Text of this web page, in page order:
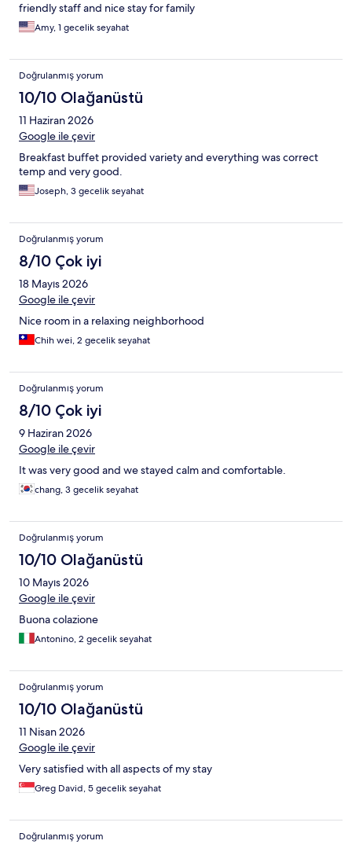
friendly staff and nice stay for family
Amy, 1 gecelik seyahat
Doğrulanmış yorum
10/10 Olağanüstü
11 Haziran 2026
Google ile çevir
Breakfast buffet provided variety and everything was correct
temp and very good.
Joseph, 3 gecelik seyahat
Doğrulanmış yorum
8/10 Çok iyi
18 Mayıs 2026
Google ile çevir
Nice room in a relaxing neighborhood
Chih wei, 2 gecelik seyahat
Doğrulanmış yorum
8/10 Çok iyi
9 Haziran 2026
Google ile çevir
It was very good and we stayed calm and comfortable.
chang, 3 gecelik seyahat
Doğrulanmış yorum
10/10 Olağanüstü
10 Mayıs 2026
Google ile çevir
Buona colazione
Antonino, 2 gecelik seyahat
Doğrulanmış yorum
10/10 Olağanüstü
11 Nisan 2026
Google ile çevir
Very satisfied with all aspects of my stay
Greg David, 5 gecelik seyahat
Doğrulanmış yorum